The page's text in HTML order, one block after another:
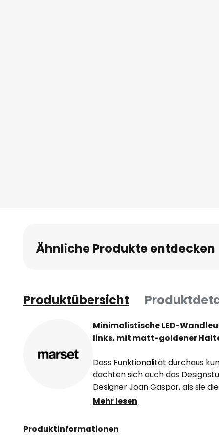
Ähnliche Produkte entdecken
Produktübersicht
Minimalistische LED-
links, mit matt-goldener
Dass Funktionalität durchaus
dachten sich auch das
Designer Joan Gaspar, als sie
60 als Weiterentwicklung der
Luxus-Boutique mit Sitz im
Mehr lesen
Produktinformationen